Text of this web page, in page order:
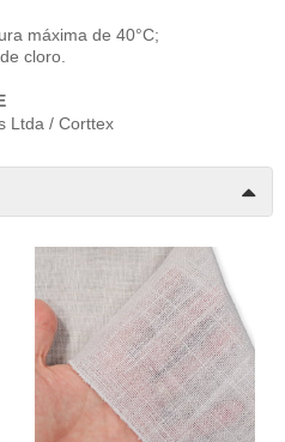
máxima de 40°C;
cloro.
Ltda / Corttex